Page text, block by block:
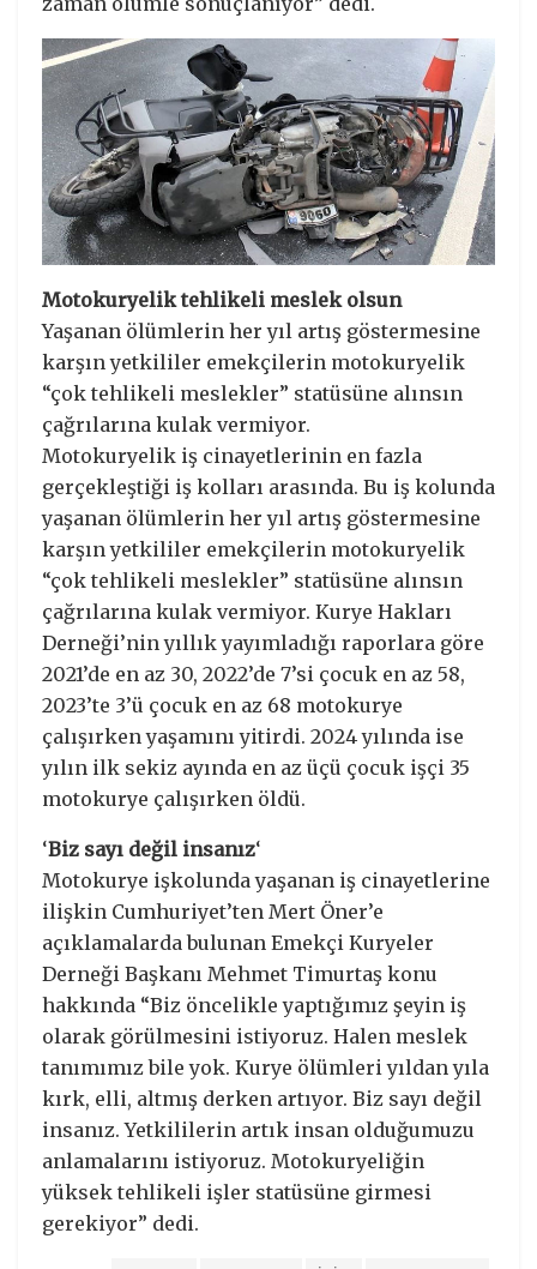
Motokuryelik tehlikeli meslek olsun
Yaşanan ölümlerin her yıl artış göstermesine
karşın yetkililer emekçilerin motokuryelik
“çok tehlikeli meslekler” statüsüne alınsın
çağrılarına kulak vermiyor.
Motokuryelik iş cinayetlerinin en fazla
gerçekleştiği iş kolları arasında. Bu iş kolunda
yaşanan ölümlerin her yıl artış göstermesine
karşın yetkililer emekçilerin motokuryelik
“çok tehlikeli meslekler” statüsüne alınsın
çağrılarına kulak vermiyor. Kurye Hakları
Derneği’nin yıllık yayımladığı raporlara göre
2021’de en az 30, 2022’de 7’si çocuk en az 58,
2023’te 3’ü çocuk en az 68 motokurye
çalışırken yaşamını yitirdi. 2024 yılında ise
yılın ilk sekiz ayında en az üçü çocuk işçi 35
motokurye çalışırken öldü.
‘Biz sayı değil insanız‘
Motokurye işkolunda yaşanan iş cinayetlerine
ilişkin Cumhuriyet’ten Mert Öner’e
açıklamalarda bulunan Emekçi Kuryeler
Derneği Başkanı Mehmet Timurtaş konu
hakkında “Biz öncelikle yaptığımız şeyin iş
olarak görülmesini istiyoruz. Halen meslek
tanımımız bile yok. Kurye ölümleri yıldan yıla
kırk, elli, altmış derken artıyor. Biz sayı değil
insanız. Yetkililerin artık insan olduğumuzu
anlamalarını istiyoruz. Motokuryeliğin
yüksek tehlikeli işler statüsüne girmesi
gerekiyor” dedi.